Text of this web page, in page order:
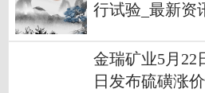
行试验_最新资
金瑞矿业5月22
日发布硫磺涨